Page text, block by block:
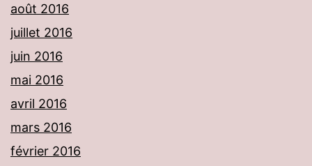
août 2016
juillet 2016
juin 2016
mai 2016
avril 2016
mars 2016
février 2016